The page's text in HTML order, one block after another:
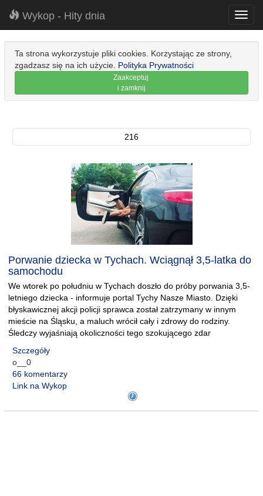
Wykop - Hity dnia
Ta strona wykorzystuje pliki cookies. Korzystając ze strony,
zgadzasz się na ich użycie. Polityka Prywatności
Zaakceptuj
i zamknij
216
Porwanie dziecka w Tychach. Wciągnął 3,5-latka do
samochodu
We wtorek po południu w Tychach doszło do próby porwania 3,5-
letniego dziecka - informuje portal Tychy Nasze Miasto. Dzięki
błyskawicznej akcji policji sprawca został zatrzymany w innym
mieście na Śląsku, a maluch wrócił cały i zdrowy do rodziny.
Śledczy wyjaśniają okoliczności tego szokującego zdar
Szczegóły
o__0
66 komentarzy
Link na Wykop